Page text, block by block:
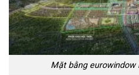
Mặt bằng eurowindow